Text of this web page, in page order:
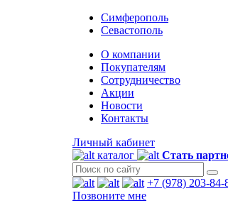
Симферополь
Севастополь
О компании
Покупателям
Сотрудничество
Акции
Новости
Контакты
Личный кабинет
каталог
Стать
+7 (978) 203-84-
Позвоните мне